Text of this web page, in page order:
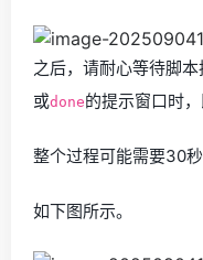
之后，请耐心等待脚
或done的提示窗口时
整个过程可能需要30
如下图所示。